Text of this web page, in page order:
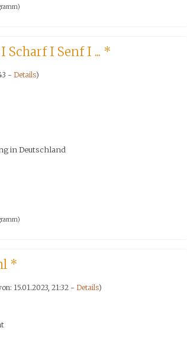
I Senf I ... *
- Details)
in Deutschland
*
15.01.2023, 21:32 - Details)